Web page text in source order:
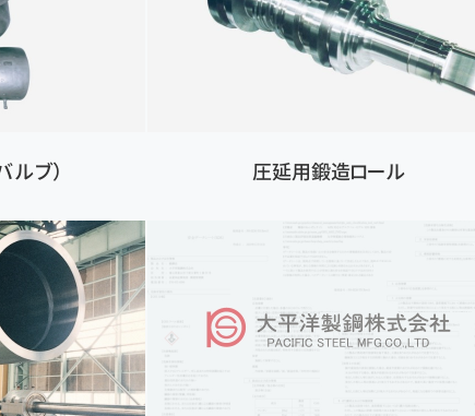
ルブ） 圧延用鍛造ロール